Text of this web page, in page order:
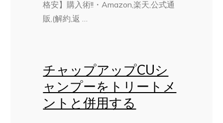
格安】購入術!!・Amazon,楽天,公式通
販,(解約,返 …
チャップアップCUシ
ャンプーをトリートメ
ントと併用する